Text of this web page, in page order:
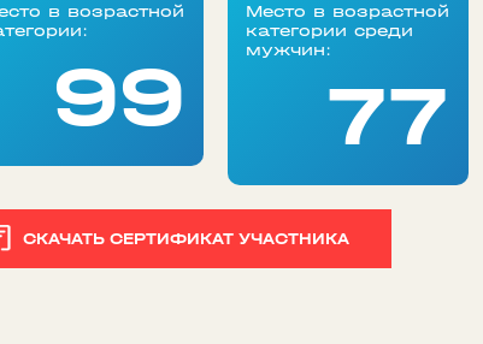
в возрастной
99
Место в возрастной
категории среди
мужчин:
77
СКАЧАТЬ СЕРТИФИКАТ УЧАСТНИКА